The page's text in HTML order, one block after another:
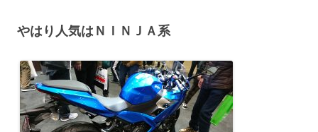
やはり人気はＮＩＮＪＡ系